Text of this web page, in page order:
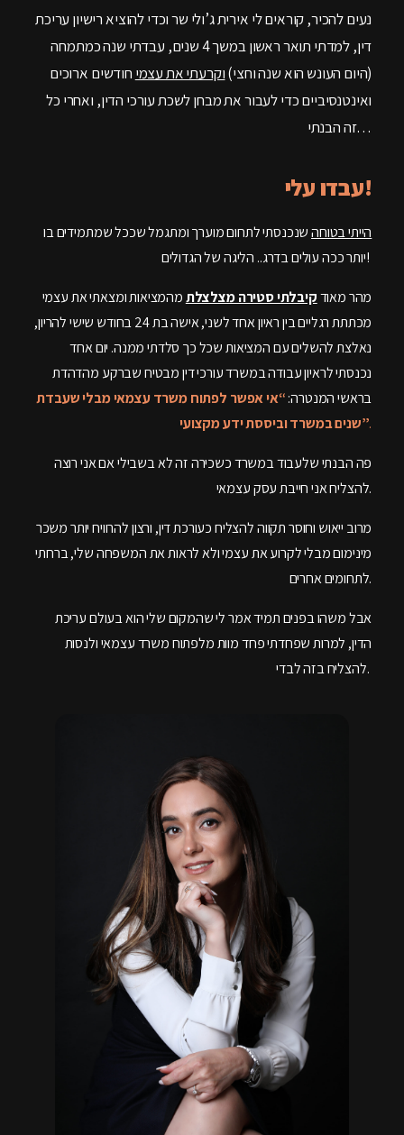
נעים להכיר, קוראים לי אירית ג’ולי שר וכדי להוציא רישיון עריכת
דין, למדתי תואר ראשון במשך 4 שנים, עבדתי שנה כמתמחה
(היום העונש הוא שנה וחצי)וקרעתי את עצמי חודשים ארוכים
ואינטנסיביים כדי לעבור את מבחן לשכת עורכי הדין, ואחרי כל
זה הבנתי…
עבדו עלי!
הייתי בטוחהשנכנסתי לתחום מוערך ומתגמל שככל שמתמידים בו
יותר ככה עולים בדרג.. הליגה של הגדולים!
מהר מאודקיבלתי סטירה מצלצלתמהמציאות ומצאתי את עצמי
מכתתת רגליים בין ראיון אחד לשני, אישה בת 24 בחודש שישי להריון,
נאלצת להשלים עם המציאות שכל כך סלדתי ממנה. יום אחד
נכנסתי לראיון עבודה במשרד עורכי דין מבטיח שברקע מהדהדת
בראשי המנטרה:“אי אפשר לפתוח משרד עצמאי מבלי שעבדת
שנים במשרד וביססת ידע מקצועי”.
פה הבנתי שלעבוד במשרד כשכירה זה לא בשבילי אם אני רוצה
להצליח אני חייבת עסק עצמאי.
מרוב ייאוש וחוסר תקווה להצליח כעורכת דין, ורצון להרוויח יותר משכר
מינימום מבלי לקרוע את עצמי ולא לראות את המשפחה שלי, ברחתי
לתחומים אחרים.
אבל משהו בפנים תמיד אמר לי שהמקום שלי הוא בעולם עריכת
הדין, למרות שפחדתי פחד מוות מלפתוח משרד עצמאי ולנסות
להצליח בזה לבדי.